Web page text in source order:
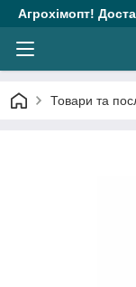
Агрохімопт!
Товари та